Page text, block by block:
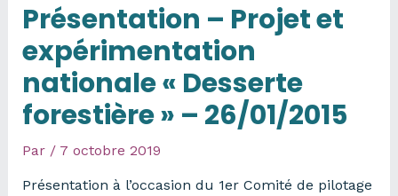
Présentation – Projet et
expérimentation
nationale « Desserte
forestière » – 26/01/2015
Par / 7 octobre 2019
Présentation à l’occasion du 1er Comité de pilotage